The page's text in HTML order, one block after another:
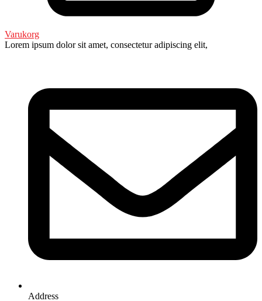
Varukorg
Lorem ipsum dolor sit amet, consectetur adipiscing elit,
Address